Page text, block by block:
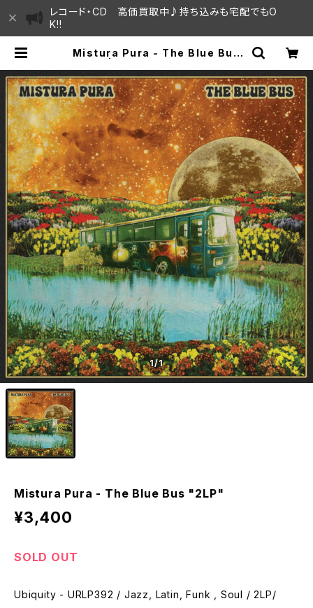
レコード・CD 高価買取中♪持ち込みも宅配でもO
K!!
Mistura Pura - The Blue Bus
まち通りからすぐ♫見晴らしの良いレ
コード屋
1/1
Mistura Pura - The Blue Bus "2LP"
¥3,400
SOLD OUT
Ubiquity - URLP392 / Jazz, Latin, Funk , Soul / 2LP/